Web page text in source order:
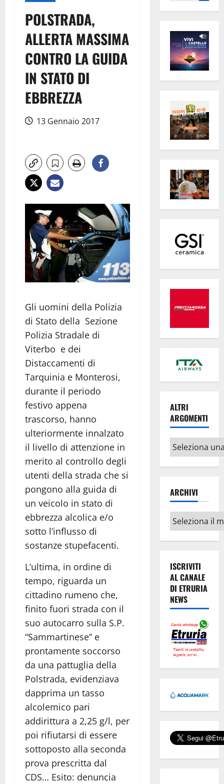
POLSTRADA,
ALLERTA MASSIMA
CONTRO LA GUIDA
IN STATO DI
EBBREZZA
13 Gennaio 2017
Gli uomini della Polizia
di Stato della Sezione
Polizia Stradale di
Viterbo e dei
Distaccamenti di
Tarquinia e Monterosi,
durante il periodo
festivo appena
trascorso, hanno
ulteriormente innalzato
il livello di attenzione in
merito al controllo degli
utenti della strada che si
pongono alla guida di
un veicolo in stato di
ebbrezza alcolica e/o
sotto l’influsso di
sostanze stupefacenti.
L’ultima, in ordine di
tempo, riguarda un
cittadino rumeno che,
finito fuori strada con il
suo autocarro sulla S.P.
“Sammartinese” e
prontamente soccorso
da una pattuglia della
Polstrada, evidenziava
dapprima un tasso
alcolemico pari
addirittura a 2,25 g/l, per
poi rifiutarsi di essere
sottoposto alla seconda
prova prescritta dal
CDS… Esito: denuncia
ALTRI
ARGOMENTI
Altri
argomenti
ARCHIVI
Archivi
ISCRIVITI
AL CANALE
DI ETRURIA
NEWS